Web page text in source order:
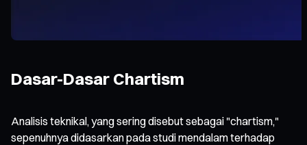
Dasar-Dasar Chartism
Analisis teknikal, yang sering disebut sebagai "chartism,"
sepenuhnya didasarkan pada studi mendalam terhadap